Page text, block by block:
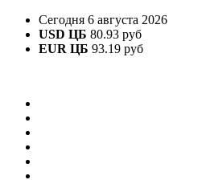
Сегодня 6 августа 2026
USD ЦБ 80.93 руб
EUR ЦБ 93.19 руб